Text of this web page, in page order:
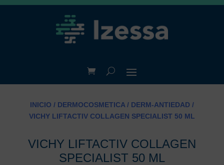
INICIO / DERMOCOSMETICA/ DERM-ANTIEDAD/
VICHY LIFTACTIV COLLAGEN SPECIALIST 50 ML
VICHY LIFTACTIV COLLAGEN
SPECIALIST 50 ML